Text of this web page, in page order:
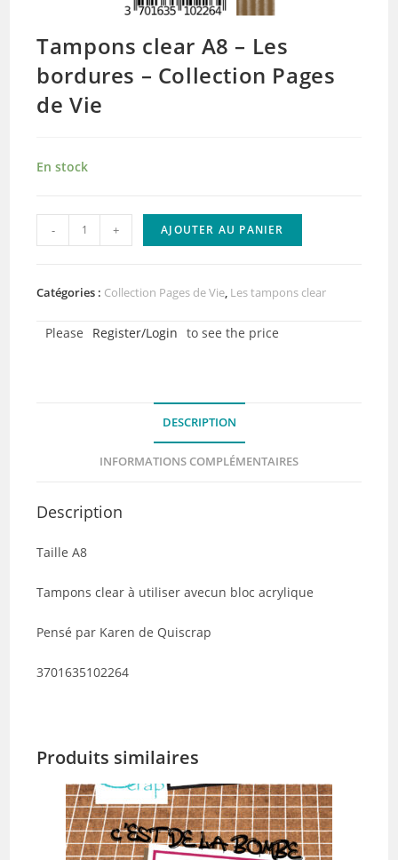
Tampons clear A8 – Les
bordures – Collection Pages
de Vie
En stock
quantité
de
clear
- + AJOUTER AU PANIER
Catégories : Collection Pages de Vie Les tampons clear
Please Register/Login to see the price
DESCRIPTION
INFORMATIONS COMPLÉMENTAIRES
Description
Taille A8
Tampons clear à utiliser avecun bloc acrylique
Pensé par Karen de Quiscrap
3701635102264
Produits similaires